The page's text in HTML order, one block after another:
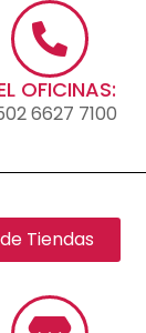
OFICINAS:
6627 7100
Tiendas